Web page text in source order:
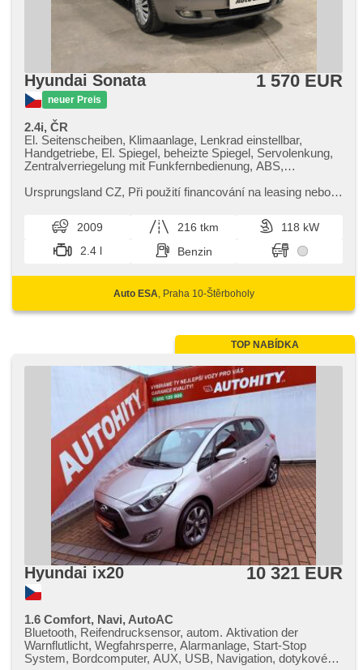
Hyundai Sonata
neuer Preis
1 570 EUR
2.4i, ČR
El. Seitenscheiben, Klimaanlage, Lenkrad einstellbar,
Handgetriebe, El. Spiegel, beheizte Spiegel, Servolenkung,
Zentralverriegelung mit Funkfernbedienung, ABS,
Ursprungsland CZ,​ Při použití financování na leasing nebo
svátků) 9.00​-22.00...
2009 216 tkm
118 kW
2.4 l
Benzin
Auto ESA , Praha 10-Štěrboholy
TOP NABÍDKA
Hyundai ix20 10 321 EUR
1.6 Comfort, Navi, AutoAC
Bluetooth, Reifendrucksensor, autom. Aktivation der
Warnflutlicht, Wegfahrsperre, Alarmanlage, Start-Stop
System, Bordcomputer, AUX, USB, Navigation, dotykové